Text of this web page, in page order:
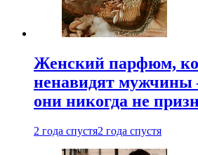
Женский парфюм,
ненавидят
они никогда не
2 года спустя2 года спустя